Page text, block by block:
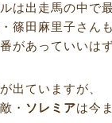
は出走馬の中で
篠田麻里子さん
があっていいはず
出ていますが、
・ ソレミアは今